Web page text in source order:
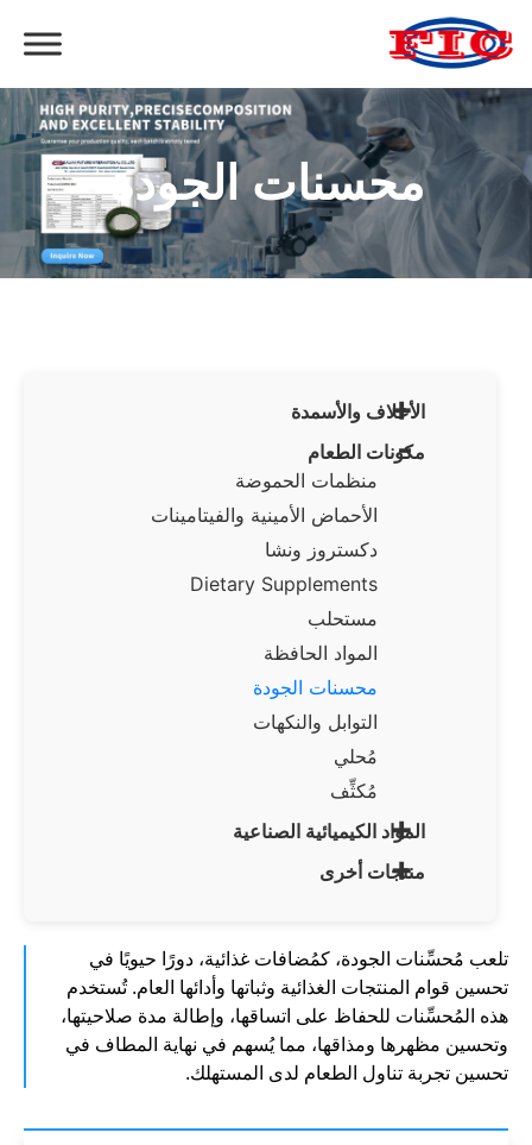
محسنات الجودة
الأعلاف والأسمدة
+
مكونات الطعام
-
منظمات الحموضة
الأحماض الأمينية والفيتامينات
دكستروز ونشا
Dietary Supplements
مستحلب
المواد الحافظة
محسنات الجودة
التوابل والنكهات
مُحلي
مُكثِّف
المواد الكيميائية الصناعية
+
منتجات أخرى
+
تلعب مُحسِّنات الجودة، كمُضافات غذائية، دورًا حيويًا في
تحسين قوام المنتجات الغذائية وثباتها وأدائها العام. تُستخدم
هذه المُحسِّنات للحفاظ على اتساقها، وإطالة مدة صلاحيتها،
وتحسين مظهرها ومذاقها، مما يُسهم في نهاية المطاف في
تحسين تجربة تناول الطعام لدى المستهلك.